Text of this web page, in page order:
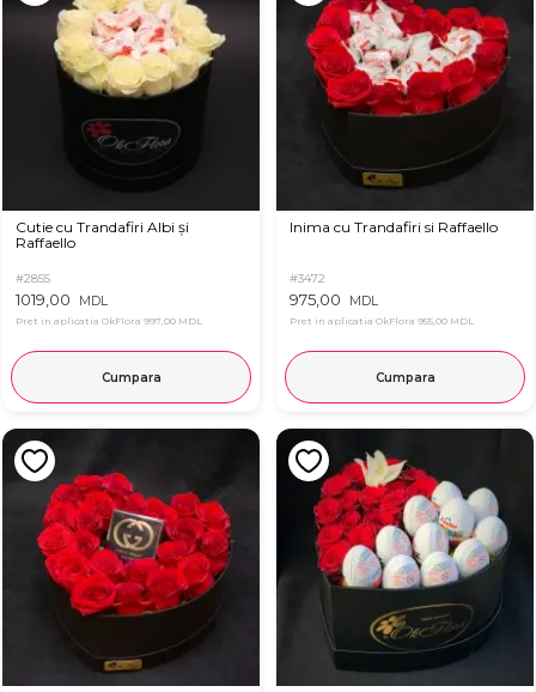
Cutie cu Trandafiri Albi și
Raffaello
#2855
1019,00 MDL
Pret in aplicatia OkFlora 997,00 MDL
Cumpara
Inima cu Trandafiri si Raffaello
#3472
975,00 MDL
Pret in aplicatia OkFlora 955,00 MDL
Cumpara